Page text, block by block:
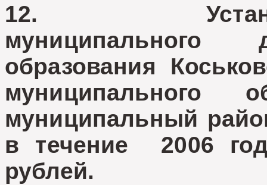
12.
муниципального
образования
муниципального
муниципальный
в течение 2006
рублей.